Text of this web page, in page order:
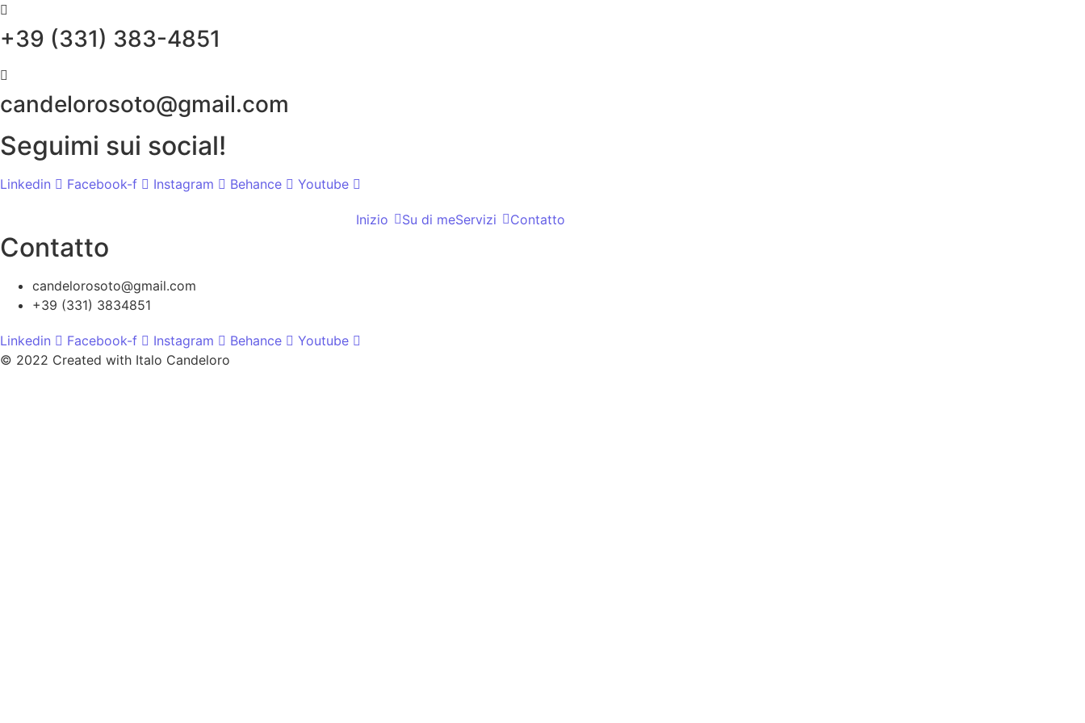
+39 (331) 383-4851
candelorosoto@gmail.com
Seguimi sui social!
Linkedin Facebook-f Instagram Behance Youtube
Inizio Su di meServizi Contatto
Contatto
candelorosoto@gmail.com
+39 (331) 3834851
Linkedin Facebook-f Instagram Behance
Youtube
© 2022 Created with Italo Candeloro